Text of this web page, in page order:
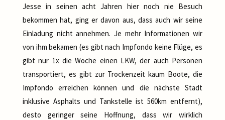
Jesse in seinen acht Jahren hier noch nie Besuch
bekommen hat, ging er davon aus, dass auch wir seine
Einladung nicht annehmen. Je mehr Informationen wir
von ihm bekamen (es gibt nach Impfondo keine Flüge, es
gibt nur 1x die Woche einen LKW, der auch Personen
transportiert, es gibt zur Trockenzeit kaum Boote, die
Impfondo erreichen können und die nächste Stadt
inklusive Asphalts und Tankstelle ist 560km entfernt),
desto geringer seine Hoffnung, dass wir wirklich